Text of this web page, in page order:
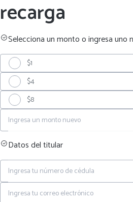
¡Tuenti es chevere como tú!
¡Tuenti es chevere como tú!
¡Tuenti es chevere como tú!
¡Tuenti es chevere como tú!
recarga
Selecciona un monto o ingresa uno
$1
$4
$8
Ingresa un monto nuevo
Datos del titular
Ingresa tu número de cédula
Ingresa tu correo electrónico